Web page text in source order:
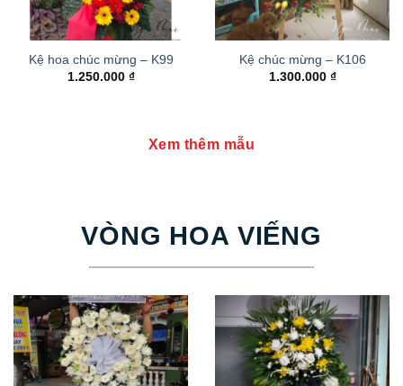
Kệ hoa chúc mừng – K99
1.250.000 ₫
Kệ chúc mừng – K106
1.300.000 ₫
Xem thêm mẫu
VÒNG HOA VIẾNG